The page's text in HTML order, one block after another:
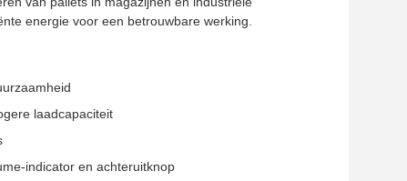
energie voor een betrouwbare werking.
laadcapaciteit
indicator en achteruitknop